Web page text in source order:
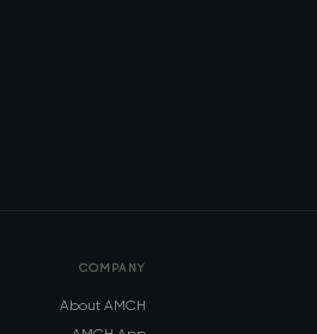
COMPANY
About AMCH